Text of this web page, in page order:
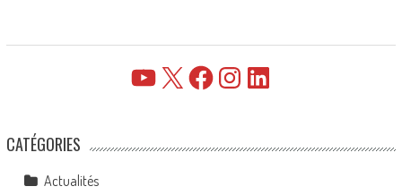
YouTube FacebookInstagramLinkedIn
CATÉGORIES
Actualités